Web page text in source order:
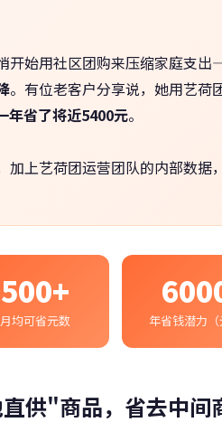
开始用社区团购来压缩家庭支
。有位老客户分享说，她用艺荷
年省了将近5400元。
加上艺荷团运营团队的内部数据
500+
月均可省元数 年省钱潜力（
供"商品，省去中间